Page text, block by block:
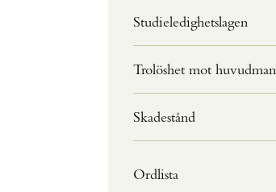
Studieledighetslagen
Trolöshet mot huvudman
Skadestånd
Ordlista